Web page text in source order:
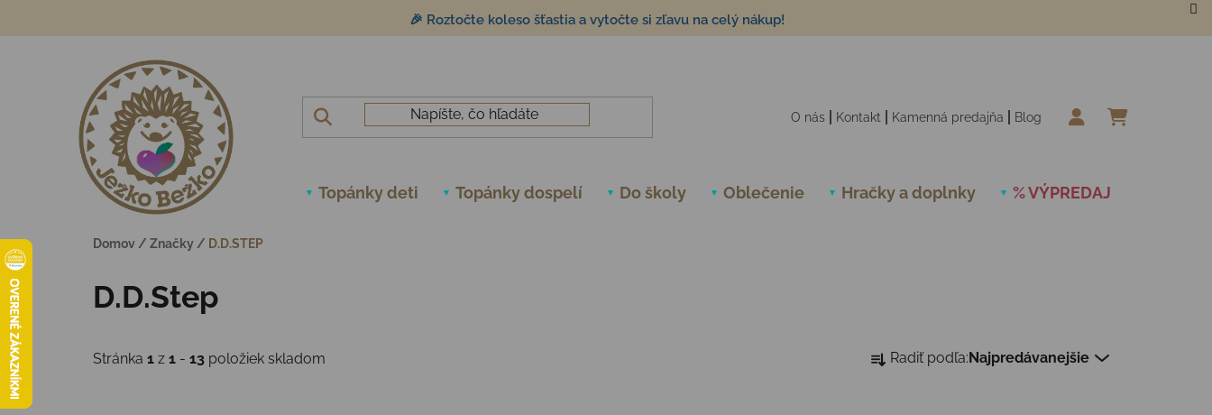
🎉 Roztočte koleso šťastia a vytočte si zľavu na celý nákup!
O nás Kontakt Kamenná predajňa Blog
Topánky deti Topánky dospelí Do školy Oblečenie Hračky a doplnky % VÝPREDAJ
Domov / Značky / D.D.STEP
D.D.Step
Stránka 1 z 1 - 13 položiek skladom
Radenie produktov
Radiť podľa: Najpredávanejšie